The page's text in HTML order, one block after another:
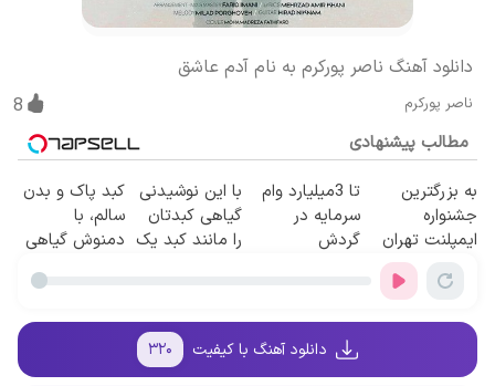
دانلود آهنگ ناصر پورکرم به نام آدم عاشق
ناصر پورکرم 8
مطالب پیشنهادی
به بزرگترین
جشنواره
ایمپلنت تهران
سر بزنید ! |
فقط ۲۵ میلیون
تا 3میلیارد وام
سرمایه در
گردش
با این نوشیدنی
گیاهی کبدتان
را مانند کبد یک
کبد پاک و بدن
سالم، با
دمنوش گیاهی
دانلود آهنگ با کیفیت ۳۲۰